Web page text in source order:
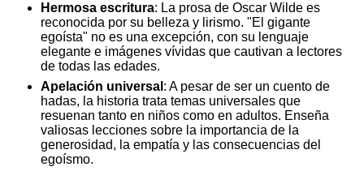
Hermosa escritura: La prosa de Oscar Wilde es
reconocida por su belleza y lirismo. "El gigante
egoísta" no es una excepción, con su lenguaje
elegante e imágenes vívidas que cautivan a lectores
de todas las edades.
Apelación universal : A pesar de ser un cuento de
hadas, la historia trata temas universales que
resuenan tanto en niños como en adultos. Enseña
valiosas lecciones sobre la importancia de la
generosidad, la empatía y las consecuencias del
egoísmo.